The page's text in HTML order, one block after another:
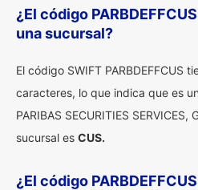
¿El código
una sucursal?
El código SWIFT PARBDEFFCUS
caracteres, lo que indica que es
PARIBAS SECURITIES
sucursal es CUS.
¿El código